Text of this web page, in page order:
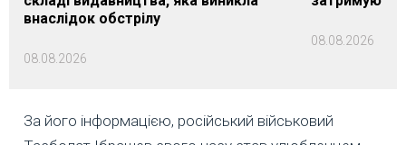
внаслідок обстрілу
08.08.2026
08.08.2026
За його інформацією, російський військовий